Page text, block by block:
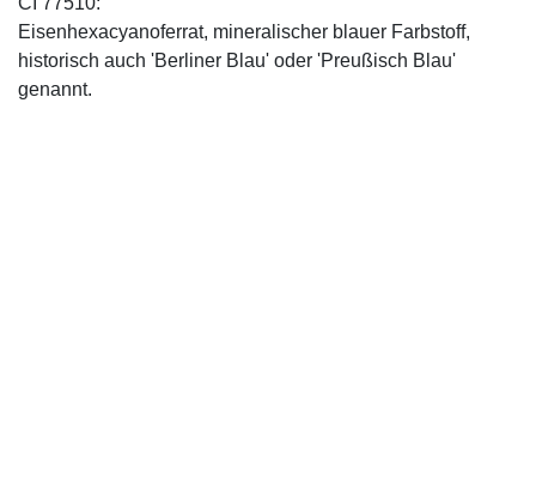
Eisenhexacyanoferrat, mineralischer blauer Farbstoff,
historisch auch 'Berliner Blau' oder 'Preußisch Blau'
genannt.